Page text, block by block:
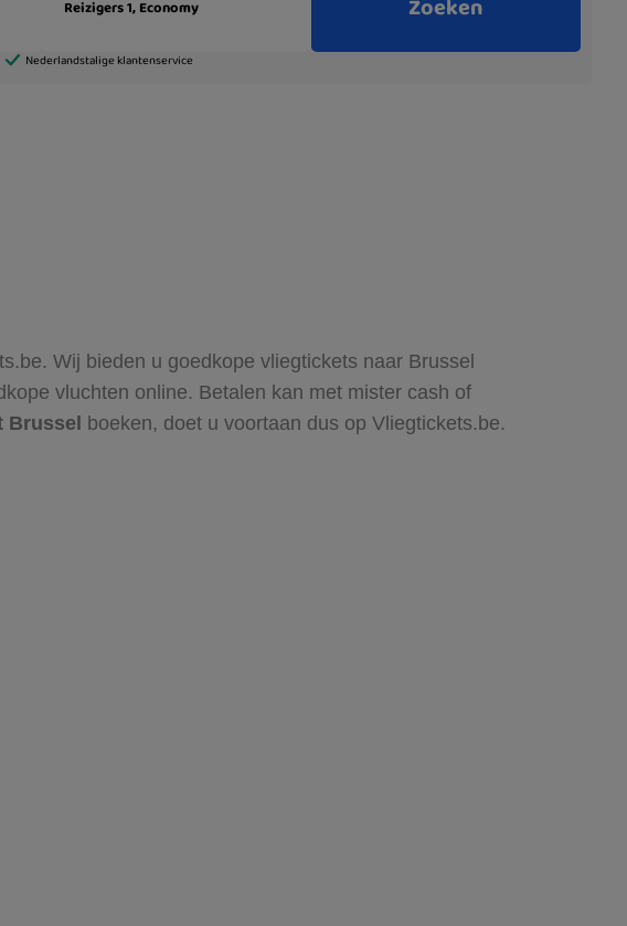
Wij bieden u goedkope vliegtickets naar Brussel
vluchten online. Betalen kan met mister cash of
Brussel boeken, doet u voortaan dus op Vliegtickets.be.